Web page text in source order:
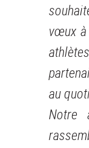
vœux à
au
Notre